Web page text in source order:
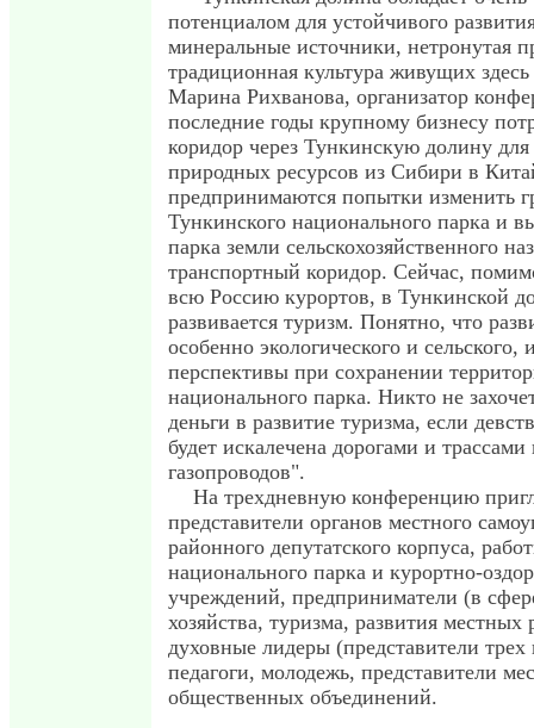
потенциалом для устойчивого
минеральные источники, нетронутая
традиционная культура живущих
Марина Рихванова, организатор
последние годы крупному бизнесу
коридор через Тункинскую долину
природных ресурсов из Сибири в
предпринимаются попытки изменить
Тункинского национального парка и
парка земли сельскохозяйственного
транспортный коридор. Сейчас,
всю Россию курортов, в Тункинской
развивается туризм. Понятно, что
особенно экологического и сельского,
перспективы при сохранении
национального парка. Никто не
деньги в развитие туризма, если
будет искалечена дорогами и
газопроводов".
На трехдневную конференцию
представители органов местного
районного депутатского корпуса,
национального парка и курортно-
учреждений, предприниматели (в
хозяйства, туризма, развития местных
духовные лидеры (представители
педагоги, молодежь, представители
общественных объединений.